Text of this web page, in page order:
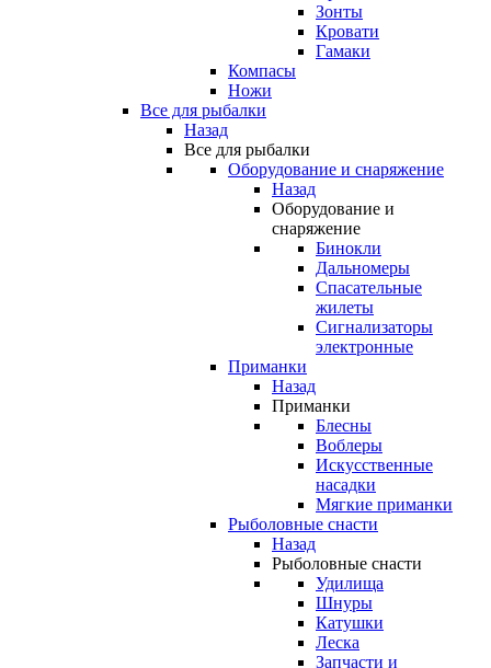
Зонты
Кровати
Гамаки
Компасы
Ножи
Все для рыбалки
Назад
Все для рыбалки
Оборудование и снаряжение
Назад
Оборудование и
снаряжение
Бинокли
Дальномеры
Спасательные
жилеты
Сигнализаторы
электронные
Приманки
Назад
Приманки
Блесны
Воблеры
Искусственные
насадки
Мягкие приманки
Рыболовные снасти
Назад
Рыболовные снасти
Удилища
Шнуры
Катушки
Леска
Запчасти и